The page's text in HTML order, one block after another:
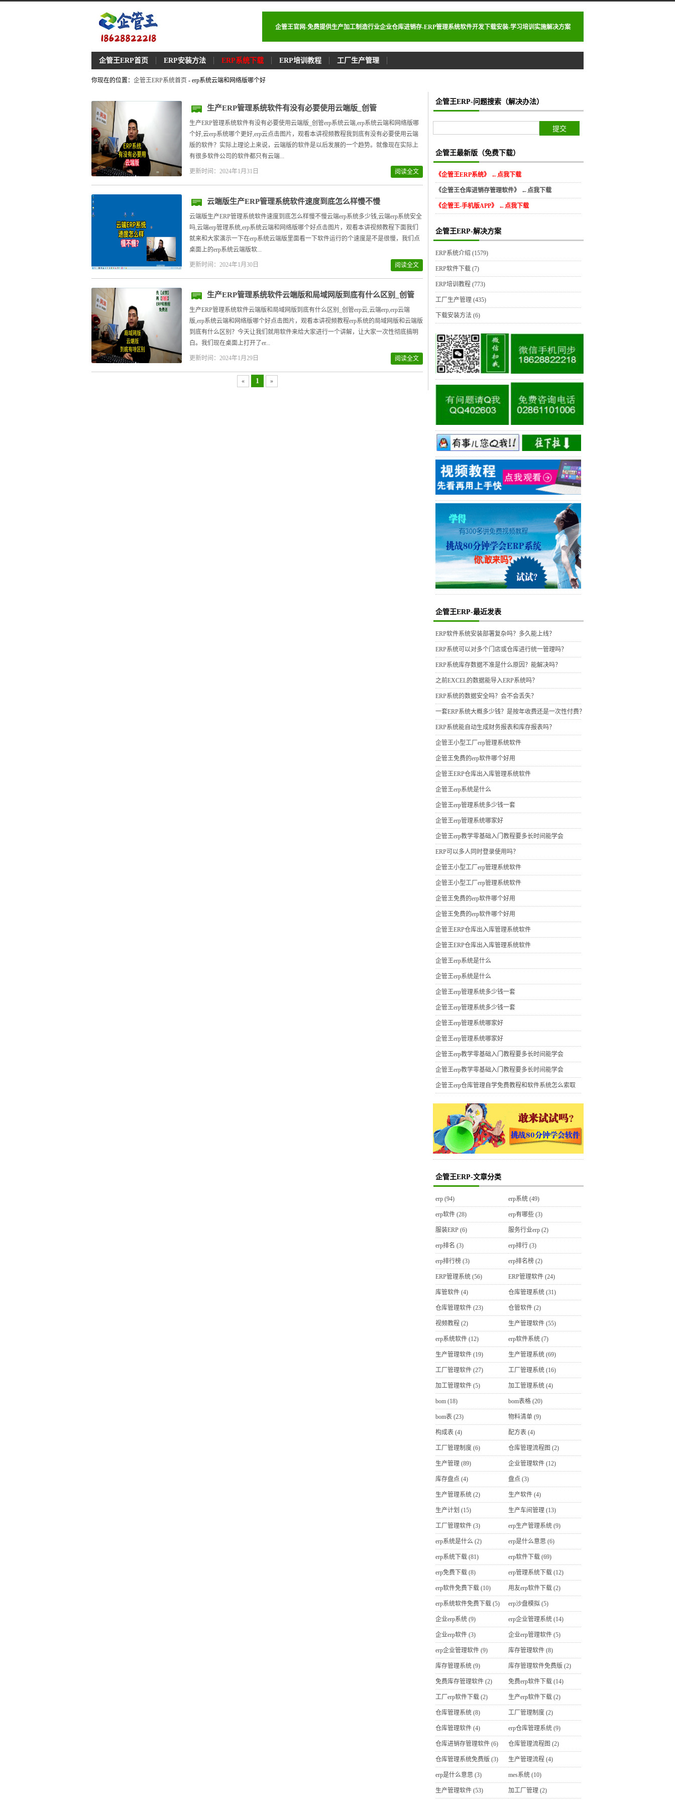
企管王官网-免费提供生产加工制造行业企业仓库进销存-ERP管理系统软件开发下载安装-学习培训实施解决方案
企管王ERP首页 ERP安装方法 ERP系统下载 ERP培训教程 工厂生产管理
你现在的位置： 企管王ERP系统首页 - erp系统云端和网络版哪个好
生产ERP管理系统软件有没有必要使用云端版_创管
生产ERP管理系统软件有没有必要使用云端版_创管erp系统云端,erp系统云端和网络版哪
个好,云erp系统哪个更好,erp云点击图片，观看本讲视频教程我到底有没有必要使用云端
版的软件？实际上理论上来说，云端版的软件是以后发展的一个趋势。就像现在实际上
有很多软件公司的软件都只有云端...
更新时间：2024年1月31日 阅读全文
云端版生产ERP管理系统软件速度到底怎么样慢不慢
云端版生产ERP管理系统软件速度到底怎么样慢不慢云端erp系统多少钱,云端erp系统安全
吗,云端erp管理系统,erp系统云端和网络版哪个好点击图片，观看本讲视频教程下面我们
就来和大家演示一下在erp系统云端版里面看一下软件运行的个速度是不是很慢，我们点
桌面上的erp系统云端版软...
更新时间：2024年1月30日 阅读全文
生产ERP管理系统软件云端版和局域网版到底有什么区别_创管
生产ERP管理系统软件云端版和局域网版到底有什么区别_创管erp云,云端erp,erp云端
版,erp系统云端和网络版哪个好点击图片，观看本讲视频教程erp系统的局域网版和云端版
到底有什么区别？今天让我们就用软件来给大家进行一个讲解，让大家一次性彻底搞明
白。我们现在桌面上打开了er...
更新时间：2024年1月29日 阅读全文
« 1 »
企管王ERP-问题搜索（解决办法）
企管王最新版（免费下载）
《企管王ERP系统》 ←点我下载
《企管王仓库进销存管理软件》 ←点我下载
《企管王-手机版APP》 ←点我下载
企管王ERP-解决方案
ERP系统介绍 (1579)
ERP软件下载 (7)
ERP培训教程 (773)
工厂生产管理 (435)
下载安装方法 (6)
企管王ERP-最近发表
ERP软件系统安装部署复杂吗？多久能上线？
ERP系统可以对多个门店或仓库进行统一管理吗？
ERP系统库存数据不准是什么原因？能解决吗？
之前EXCEL的数据能导入ERP系统吗？
ERP系统的数据安全吗？会不会丢失？
一套ERP系统大概多少钱？是按年收费还是一次性付费？
ERP系统能自动生成财务报表和库存报表吗？
企管王小型工厂erp管理系统软件
企管王免费的erp软件哪个好用
企管王ERP仓库出入库管理系统软件
企管王erp系统是什么
企管王erp管理系统多少钱一套
企管王erp管理系统哪家好
企管王erp教学零基础入门教程要多长时间能学会
ERP可以多人同时登录使用吗？
企管王小型工厂erp管理系统软件
企管王小型工厂erp管理系统软件
企管王免费的erp软件哪个好用
企管王免费的erp软件哪个好用
企管王ERP仓库出入库管理系统软件
企管王ERP仓库出入库管理系统软件
企管王erp系统是什么
企管王erp系统是什么
企管王erp管理系统多少钱一套
企管王erp管理系统多少钱一套
企管王erp管理系统哪家好
企管王erp管理系统哪家好
企管王erp教学零基础入门教程要多长时间能学会
企管王erp教学零基础入门教程要多长时间能学会
企管王erp仓库管理自学免费教程和软件系统怎么索取
企管王ERP-文章分类
erp (94) erp系统 (49)
erp软件 (28) erp有哪些 (3)
服装ERP (6) 服务行业erp (2)
erp排名 (3) erp排行 (3)
erp排行榜 (3) erp排名榜 (2)
ERP管理系统 (56) ERP管理软件 (24)
库管软件 (4) 仓库管理系统 (31)
仓库管理软件 (23) 仓管软件 (2)
视频教程 (2) 生产管理软件 (55)
erp系统软件 (12) erp软件系统 (7)
生产管理软件 (19) 生产管理系统 (69)
工厂管理软件 (27) 工厂管理系统 (16)
加工管理软件 (5) 加工管理系统 (4)
bom (18) bom表格 (20)
bom表 (23) 物料清单 (9)
构成表 (4) 配方表 (4)
工厂管理制度 (6) 仓库管理流程图 (2)
生产管理 (89) 企业管理软件 (12)
库存盘点 (4) 盘点 (3)
生产管理系统 (2) 生产软件 (4)
生产计划 (15) 生产车间管理 (13)
工厂管理软件 (3) erp生产管理系统 (9)
erp系统是什么 (2) erp是什么意思 (6)
erp系统下载 (81) erp软件下载 (69)
erp免费下载 (8) erp管理系统下载 (12)
erp软件免费下载 (10) 用友erp软件下载 (2)
erp系统软件免费下载 (5) erp沙盘模拟 (5)
企业erp系统 (9) erp企业管理系统 (14)
企业erp软件 (3) 企业erp管理软件 (5)
erp企业管理软件 (9) 库存管理软件 (8)
库存管理系统 (9) 库存管理软件免费版 (2)
免费库存管理软件 (2) 免费erp软件下载 (14)
工厂erp软件下载 (2) 生产erp软件下载 (2)
仓库管理系统 (8) 工厂管理制度 (2)
仓库管理软件 (4) erp仓库管理系统 (9)
仓库进销存管理软件 (6) 仓库管理流程图 (2)
仓库管理系统免费版 (3) 生产管理流程 (4)
erp是什么意思 (3) mes系统 (10)
生产管理软件 (53) 加工厂管理 (2)